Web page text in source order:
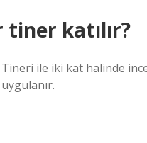
katılır?
Tineri ile iki kat halinde